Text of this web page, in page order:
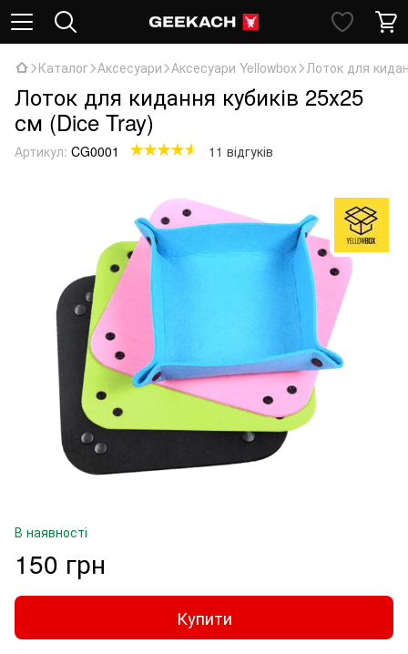
Каталог Аксесуари Аксесуари Yellowbox Лоток для
Лоток для кидання кубиків 25х25
см (Dice Tray)
Артикул: CG0001 11 відгуків
В наявності
150 грн
Купити